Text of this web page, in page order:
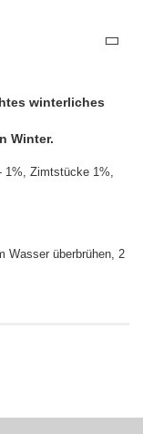
winterliches
Winter.
1%, Zimtstücke 1%,
Wasser überbrühen, 2